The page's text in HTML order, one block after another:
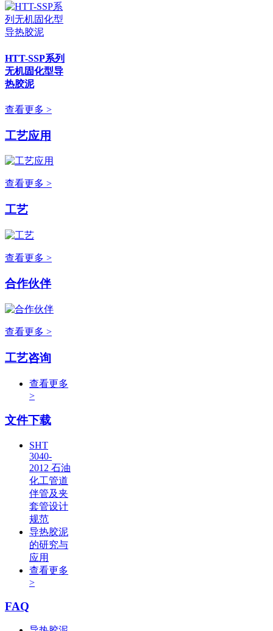
HTT-SSP系列
无机固化型导
热胶泥
查看更多 >
工艺应用
查看更多 >
工艺
查看更多 >
合作伙伴
查看更多 >
工艺咨询
查看更多
>
文件下载
SHT
3040-
2012 石油
化工管道
伴管及夹
套管设计
规范
导热胶泥
的研究与
应用
查看更多
>
FAQ